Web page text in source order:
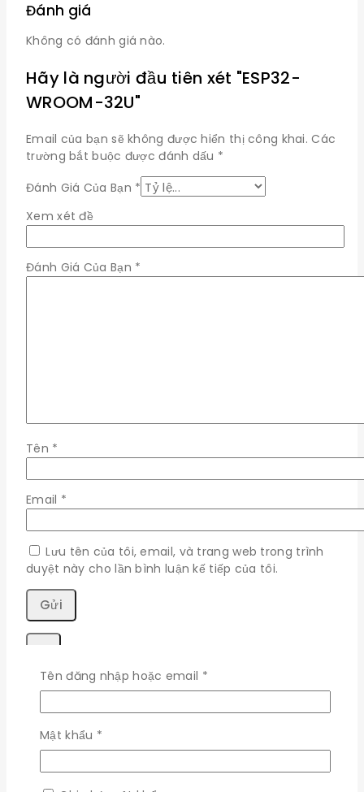
Đánh giá
Không có đánh giá nào.
Hãy là người đầu tiên xét "ESP32-
WROOM-32U"
Email của bạn sẽ không được hiển thị công khai. Các
trường bắt buộc được đánh dấu *
Đánh Giá Của Bạn *
Xem xét đề
Đánh Giá Của Bạn *
Tên *
Email *
Lưu tên của tôi, email, và trang web trong trình
duyệt này cho lần bình luận kế tiếp của tôi.
Đăng nhập
Tên đăng nhập hoặc email
Tên đăng nhập hoặc email *Bắt
buộc
Mật khẩu *
buộc